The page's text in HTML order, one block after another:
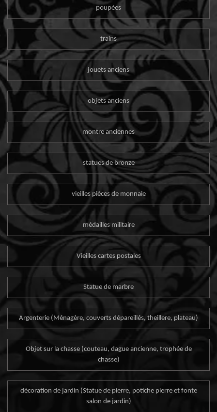
poupées
trains
jouets anciens
objets anciens
montre anciennes
statues de bronze
vieilles pièces de monnaie
médailles militaire
Vieilles cartes postales
Statue de marbre
Argenterie (Ménagère, couverts dépareillés, theillere, plateau)
Objet sur la chasse (couteau, dague ancienne, trophée de
chasse)
décoration de jardin (Statue de pierre, potiche pierre et fonte
salon de jardin)